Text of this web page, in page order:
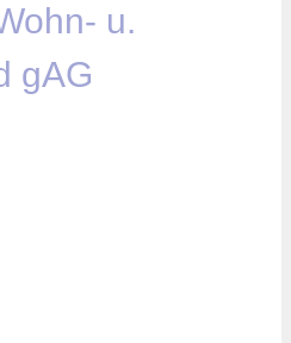
u.
gAG